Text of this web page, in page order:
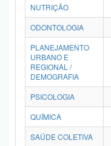
NUTRIÇÃO
ODONTOLOGIA
PLANEJAMENTO
URBANO E
REGIONAL /
DEMOGRAFIA
PSICOLOGIA
QUÍMICA
SAÚDE COLETIVA